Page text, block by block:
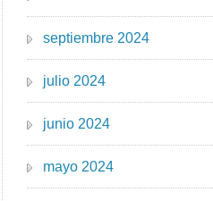
septiembre 2024
julio 2024
junio 2024
mayo 2024